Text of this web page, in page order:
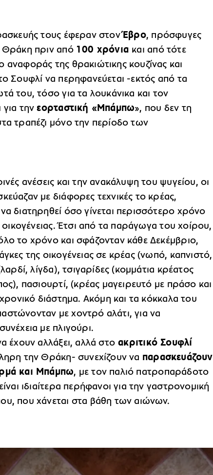
τους έφεραν στονΈβρο, πρόσφυγες
Θράκη πριν από 100 χρόνια και από τότε
αναφοράς της θρακιώτικης κουζίνας και
Σουφλί να περηφανεύεται -εκτός από τα
του, τόσο για τα λουκάνικα και τον
για τηνεορταστική «Μπάμπω», που δεν τη
τραπέζι μόνο την περίοδο των
ανέσεις και την ανακάλυψη του ψυγείου, οι
με διάφορες τεχνικές το κρέας,
διατηρηθεί όσο γίνεται περισσότερο χρόνο
οικογένειας. Έτσι από τα παράγωγα του χοίρου,
το χρόνο και σφάζονταν κάθε Δεκέμβριο,
της οικογένειας σε κρέας (νωπό, καπνιστό,
λίγδα), τσιγαρίδες (κομμάτια κρέατος
πασιουρτί, (κρέας μαγειρευτό με πράσο και
διάστημα. Ακόμη και τα κόκκαλα του
με χοντρό αλάτι, για να
με πλιγούρι.
έχουν αλλάξει, αλλά στο ακριτικό Σουφλί
την Θράκη- συνεχίζουν να παρασκευάζουν
και Μπάμπω, με τον παλιό πατροπαράδοτο
ιδιαίτερα περήφανοι για την γαστρονομική
που χάνεται στα βάθη των αιώνων.